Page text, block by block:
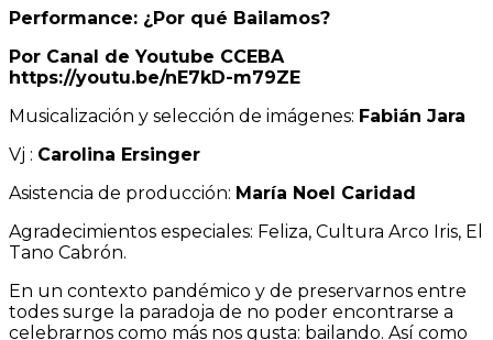
Performance: ¿Por qué Bailamos?
Por Canal de Youtube CCEBA
https://youtu.be/nE7kD-m79ZE
Musicalización y selección de imágenes: Fabián Jara
Vj : Carolina Ersinger
Asistencia de producción: María Noel Caridad
Agradecimientos especiales: Feliza, Cultura Arco Iris, El
Tano Cabrón.
En un contexto pandémico y de preservarnos entre
todes surge la paradoja de no poder encontrarse a
celebrarnos como más nos gusta: bailando. Así como